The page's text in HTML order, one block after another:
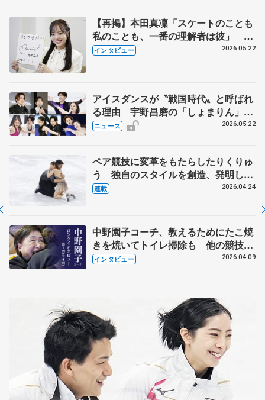
【再掲】本田真凜「スケートのことも
私のことも、一番の理解者は彼」 引
退時の単独インタビューで語った競技
インタビュー 2026.05.22
アイスダンスが〝戦国時代〟と呼ばれ
る理由 宇野昌磨の「しょまりん」ら
実力者が相次いで参戦 国内の競争激
ニュース 2026.05.22
ペア競技に変革をもたらしたりくりゅ
う 独自のスタイルを創造、発明した
【引退発表後②】
連載 2026.04.24
中野園子コーチ、教えるためにたこ焼
きを焼いてトイレ掃除も 他の競技に
も通用するという坂本花織の筋肉
インタビュー 2026.04.09